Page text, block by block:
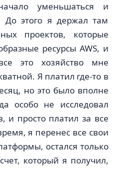
уменьшаться и
До этого я держал там
проектов, которые
ресурсы AWS, и
это хозяйство мне
Я платил где-то в
но это было вполне
особо не исследовал
и просто платил за все
я перенес все свои
остался только
который я получил,